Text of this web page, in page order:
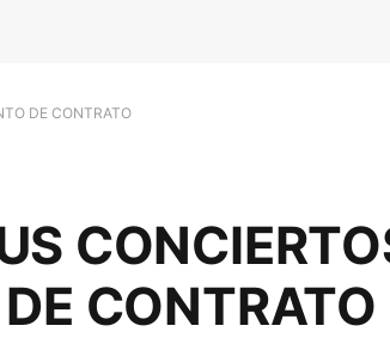
DE CONTRATO
CONTRATO